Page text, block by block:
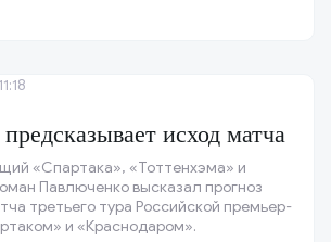
исход матча
«Спартака», «Тоттенхэма» и
Павлюченко высказал прогноз
третьего тура Российской премьер-
и «Краснодаром».